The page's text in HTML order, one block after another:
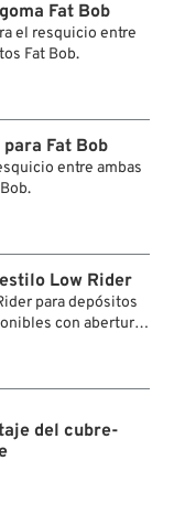
Fat Bob
Fat Bob.
Fat Bob
entre ambas
Low Rider
para depósitos
con abertura
originales o sin
del cubre-